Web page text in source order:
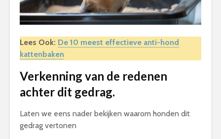
Lees Ook: De 10 meest effectieve anti-hond
kattenbaken
Verkenning van de redenen
achter dit gedrag.
Laten we eens nader bekijken waarom honden dit
gedrag vertonen